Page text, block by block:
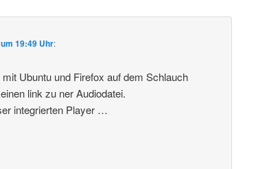
19:49 Uhr:
Ubuntu und Firefox auf dem Schlauch
link zu ner Audiodatei.
integrierten Player …